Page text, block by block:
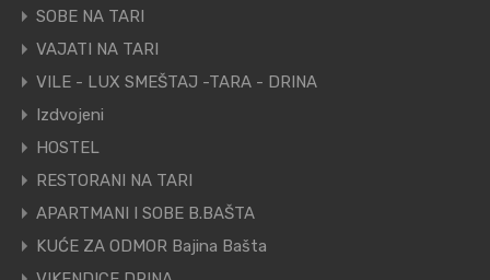
SOBE NA TARI
VAJATI NA TARI
VILE - LUX SMEŠTAJ -TARA - DRINA
Izdvojeni
HOSTEL
RESTORANI NA TARI
APARTMANI I SOBE B.BAŠTA
KUĆE ZA ODMOR Bajina Bašta